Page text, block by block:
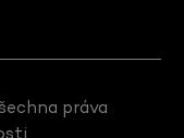
práva